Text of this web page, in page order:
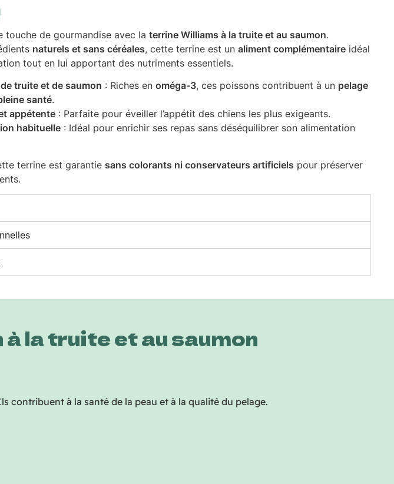
touche de gourmandise avec laterrine Williams à la truite et au saumon.
naturels et sans céréales, cette terrine est unaliment complémentaire idéal
tout en lui apportant des nutriments essentiels.
truite et de saumon : Riches enoméga-3, ces poissons contribuent à un pelage
santé.
appétente : Parfaite pour éveiller l’appétit des chiens les plus exigeants.
habituelle : Idéal pour enrichir ses repas sans déséquilibrer son alimentation
terrine est garantie sans colorants ni conservateurs artificiels pour préserver
la truite et au saumon
contribuent à la santé de la peau et à la qualité du pelage.